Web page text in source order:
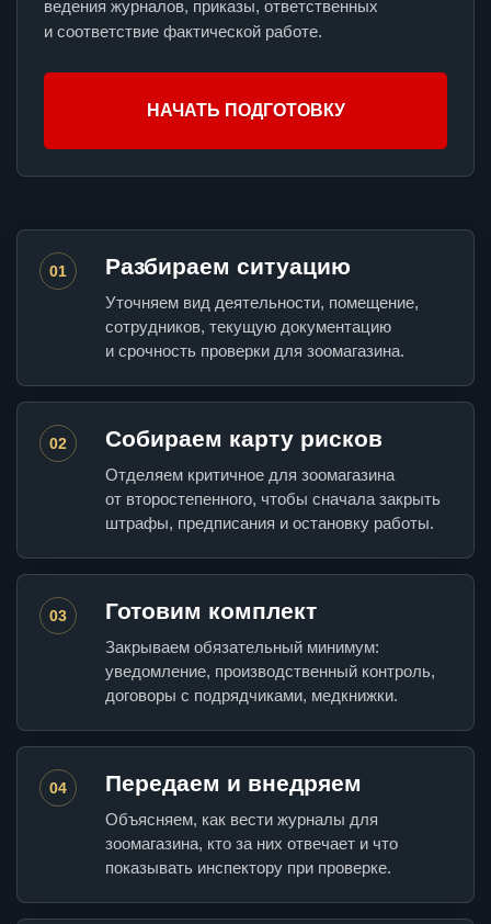
ведения журналов, приказы, ответственных
и соответствие фактической работе.
НАЧАТЬ ПОДГОТОВКУ
01 Разбираем ситуацию
Уточняем вид деятельности, помещение,
сотрудников, текущую документацию
и срочность проверки для зоомагазина.
02 Собираем карту рисков
Отделяем критичное для зоомагазина
от второстепенного, чтобы сначала закрыть
штрафы, предписания и остановку работы.
03 Готовим комплект
Закрываем обязательный минимум:
уведомление, производственный контроль,
договоры с подрядчиками, медкнижки.
04 Передаем и внедряем
Объясняем, как вести журналы для
зоомагазина, кто за них отвечает и что
показывать инспектору при проверке.